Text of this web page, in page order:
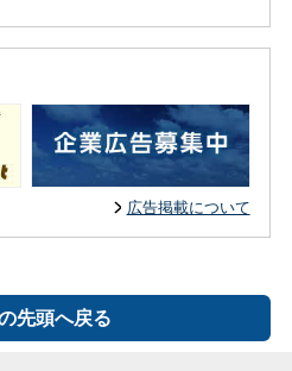
広告掲載について
先頭へ戻る